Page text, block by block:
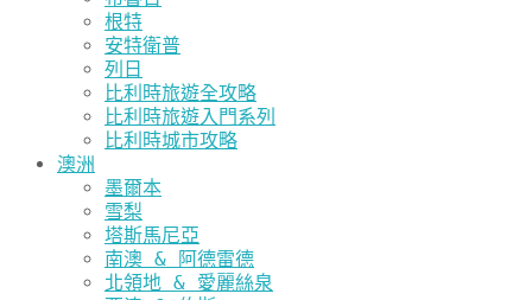
根特
安特衛普
列日
比利時旅遊全攻略
比利時旅遊入門系列
比利時城市攻略
澳洲
墨爾本
雪梨
塔斯馬尼亞
南澳 & 阿德雷德
北領地 & 愛麗絲泉